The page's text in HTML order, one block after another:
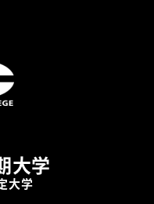
大学
大学